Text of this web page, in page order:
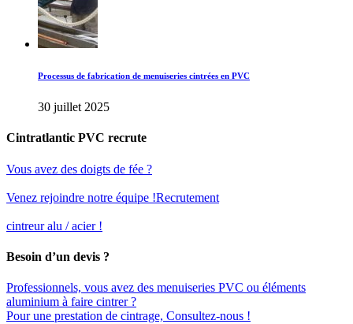
Processus de fabrication de menuiseries cintrées en PVC
30 juillet 2025
Cintratlantic PVC recrute
Vous avez des doigts de fée ?
Venez rejoindre notre équipe !Recrutement
cintreur alu / acier !
Besoin d’un devis ?
Professionnels, vous avez des menuiseries PVC ou éléments
aluminium à faire cintrer ?
Pour une prestation de cintrage, Consultez-nous !